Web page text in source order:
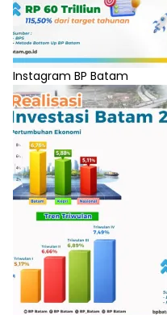
Instagram BP Batam